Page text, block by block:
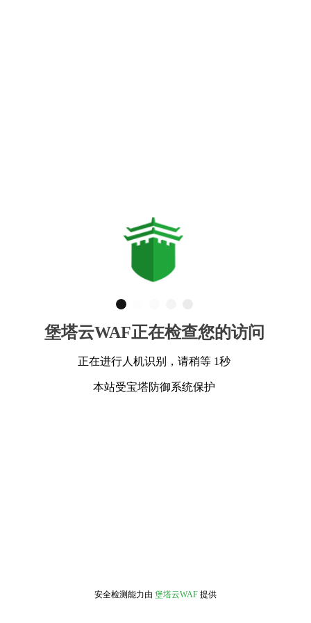
堡塔云WAF正在检查您的访问
正在进行人机识别，请稍等 1秒
本站受宝塔防御系统保护
安全检测能力由 堡塔云WAF 提供